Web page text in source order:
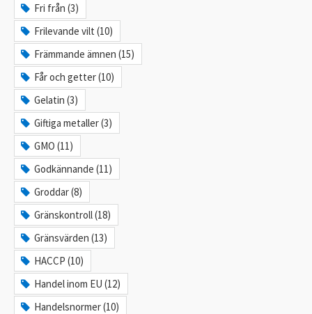
Fri från (3)
Frilevande vilt (10)
Främmande ämnen (15)
Får och getter (10)
Gelatin (3)
Giftiga metaller (3)
GMO (11)
Godkännande (11)
Groddar (8)
Gränskontroll (18)
Gränsvärden (13)
HACCP (10)
Handel inom EU (12)
Handelsnormer (10)